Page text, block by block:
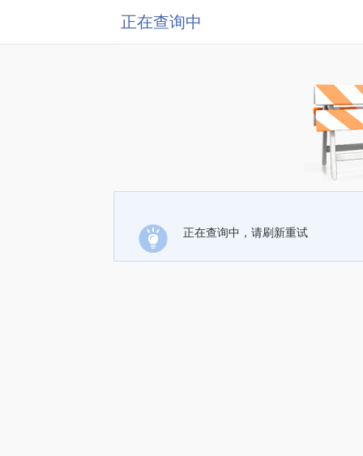
正在查询中
正在查询中，请刷新重试